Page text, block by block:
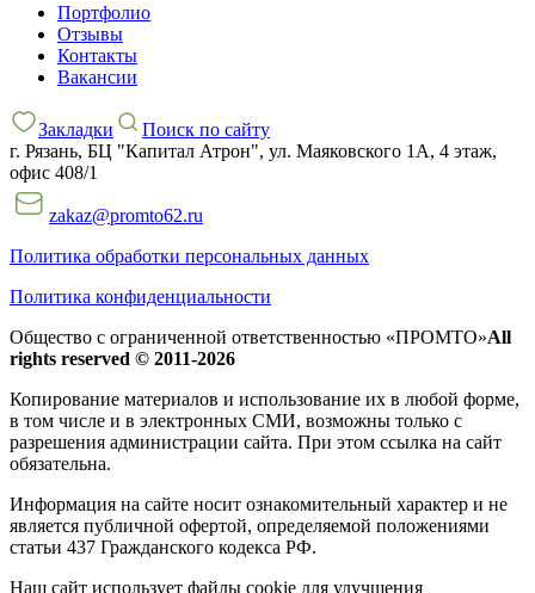
Портфолио
Отзывы
Контакты
Вакансии
Закладки
Поиск по сайту
г. Рязань, БЦ "Капитал Атрон", ул. Маяковского 1А, 4 этаж,
офис 408/1
zakaz@promto62.ru
Политика обработки персональных данных
Политика конфиденциальности
Общество с ограниченной ответственностью «ПРОМТО»All
rights reserved © 2011-2026
Копирование материалов и использование их в любой форме,
в том числе и в электронных СМИ, возможны только c
разрешения администрации сайта. При этом ссылка на сайт
обязательна.
Информация на сайте носит ознакомительный характер и не
является публичной офертой, определяемой положениями
статьи 437 Гражданского кодекса РФ.
Наш сайт использует файлы cookie для улучшения